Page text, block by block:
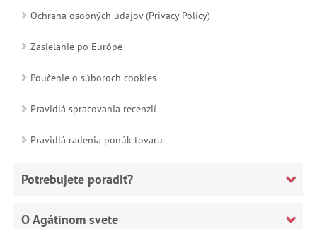
Ochrana osobných údajov (Privacy Policy)
Zasielanie po Európe
Poučenie o súboroch cookies
Pravidlá spracovania recenzií
Pravidlá radenia ponúk tovaru
Potrebujete poradiť?
O Agátinom svete